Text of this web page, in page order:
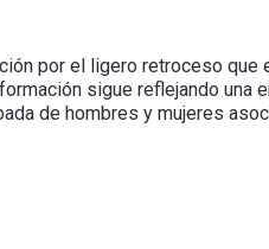
por el ligero retroceso
sigue reflejando una
de hombres y mujeres